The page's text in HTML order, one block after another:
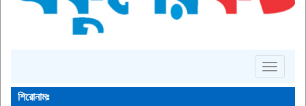
Toggle
শিরোনামঃ